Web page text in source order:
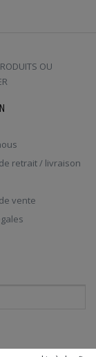
OU
retrait / livraison
vente